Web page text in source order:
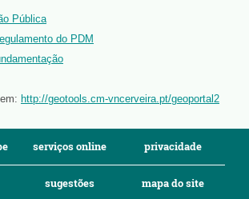
Pública
do PDM
http://geotools.cm-vncerveira.pt/geoportal2
serviços online privacidade
sugestões mapa do site